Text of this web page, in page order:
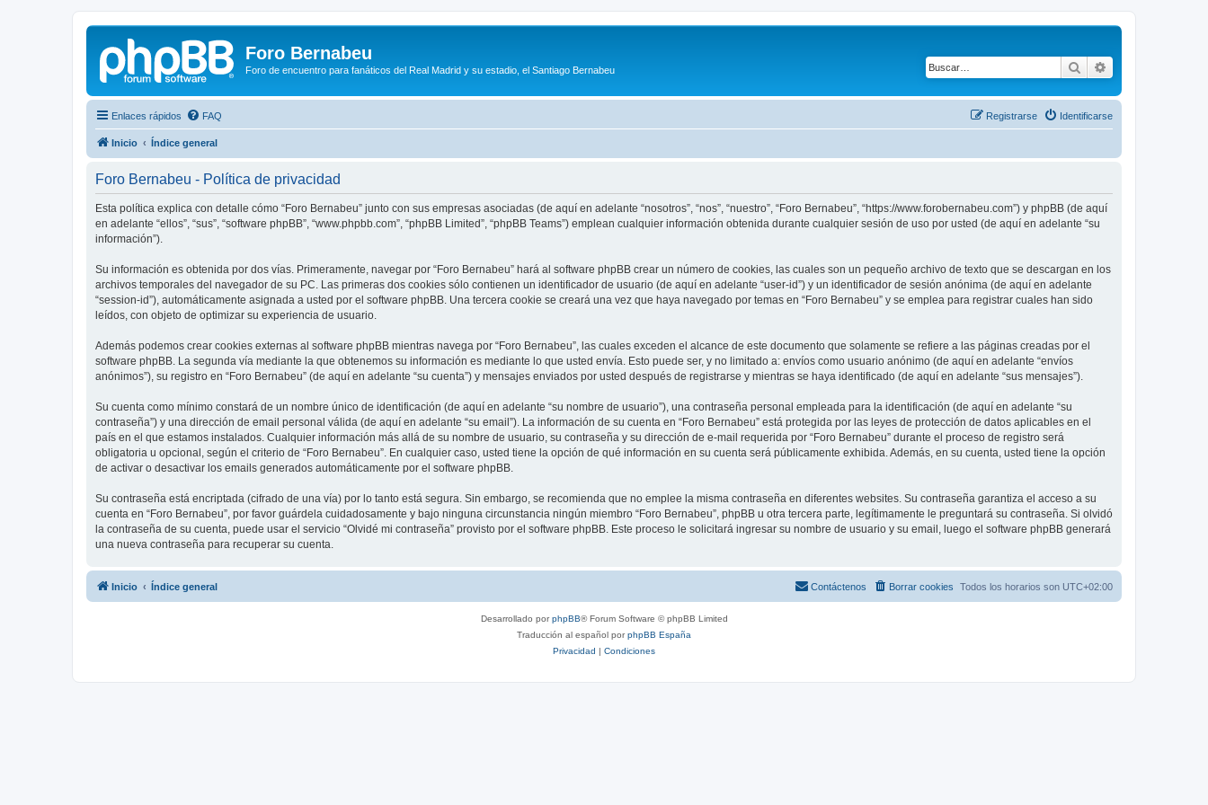
Foro Bernabeu
Foro de encuentro para fanáticos del Real Madrid y su estadio, el Santiago Bernabeu Buscar
Enlaces rápidos FAQ Identificarse
Registrarse
Inicio Índice general
Foro Bernabeu - Política de privacidad
Esta política explica con detalle cómo “Foro Bernabeu” junto con sus empresas asociadas (de aquí en adelante “nosotros”, “nos”, “nuestro”, “Foro Bernabeu”, “https://www.forobernabeu.com”) y phpBB (de aquí
en adelante “ellos”, “sus”, “software phpBB”, “www.phpbb.com”, “phpBB Limited”, “phpBB Teams”) emplean cualquier información obtenida durante cualquier sesión de uso por usted (de aquí en adelante “su
información”).
Su información es obtenida por dos vías. Primeramente, navegar por “Foro Bernabeu” hará al software phpBB crear un número de cookies, las cuales son un pequeño archivo de texto que se descargan en los
archivos temporales del navegador de su PC. Las primeras dos cookies sólo contienen un identificador de usuario (de aquí en adelante “user-id”) y un identificador de sesión anónima (de aquí en adelante
“session-id”), automáticamente asignada a usted por el software phpBB. Una tercera cookie se creará una vez que haya navegado por temas en “Foro Bernabeu” y se emplea para registrar cuales han sido
leídos, con objeto de optimizar su experiencia de usuario.
Además podemos crear cookies externas al software phpBB mientras navega por “Foro Bernabeu”, las cuales exceden el alcance de este documento que solamente se refiere a las páginas creadas por el
software phpBB. La segunda vía mediante la que obtenemos su información es mediante lo que usted envía. Esto puede ser, y no limitado a: envíos como usuario anónimo (de aquí en adelante “envíos
anónimos”), su registro en “Foro Bernabeu” (de aquí en adelante “su cuenta”) y mensajes enviados por usted después de registrarse y mientras se haya identificado (de aquí en adelante “sus mensajes”).
Su cuenta como mínimo constará de un nombre único de identificación (de aquí en adelante “su nombre de usuario”), una contraseña personal empleada para la identificación (de aquí en adelante “su
contraseña”) y una dirección de email personal válida (de aquí en adelante “su email”). La información de su cuenta en “Foro Bernabeu” está protegida por las leyes de protección de datos aplicables en el
país en el que estamos instalados. Cualquier información más allá de su nombre de usuario, su contraseña y su dirección de e-mail requerida por “Foro Bernabeu” durante el proceso de registro será
obligatoria u opcional, según el criterio de “Foro Bernabeu”. En cualquier caso, usted tiene la opción de qué información en su cuenta será públicamente exhibida. Además, en su cuenta, usted tiene la opción
de activar o desactivar los emails generados automáticamente por el software phpBB.
Su contraseña está encriptada (cifrado de una vía) por lo tanto está segura. Sin embargo, se recomienda que no emplee la misma contraseña en diferentes websites. Su contraseña garantiza el acceso a su
cuenta en “Foro Bernabeu”, por favor guárdela cuidadosamente y bajo ninguna circunstancia ningún miembro “Foro Bernabeu”, phpBB u otra tercera parte, legítimamente le preguntará su contraseña. Si olvidó
la contraseña de su cuenta, puede usar el servicio “Olvidé mi contraseña” provisto por el software phpBB. Este proceso le solicitará ingresar su nombre de usuario y su email, luego el software phpBB generará
una nueva contraseña para recuperar su cuenta.
Inicio Índice general Todos los horarios son UTC+02:00
Borrar cookies
Contáctenos
Desarrollado porphpBB® Forum Software © phpBB Limited
Traducción al español porphpBB España
Privacidad | Condiciones